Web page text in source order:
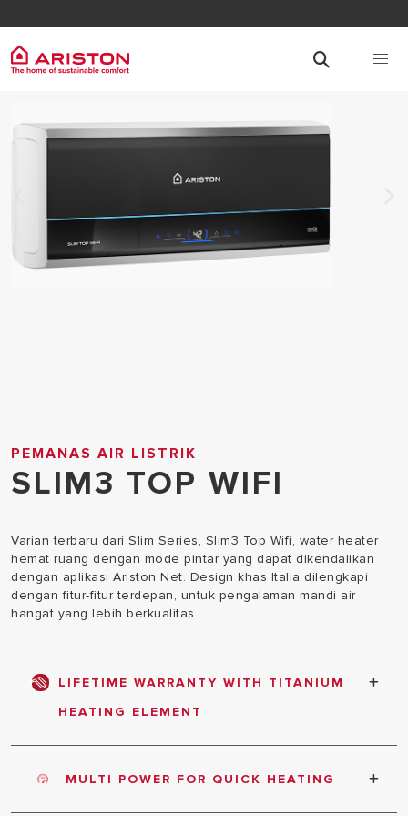
PEMANAS AIR LISTRIK
SLIM3 TOP WIFI
Varian terbaru dari Slim Series, Slim3 Top Wifi, water heater
hemat ruang dengan mode pintar yang dapat dikendalikan
dengan aplikasi Ariston Net. Design khas Italia dilengkapi
dengan fitur-fitur terdepan, untuk pengalaman mandi air
hangat yang lebih berkualitas.
LIFETIME WARRANTY WITH TITANIUM
HEATING ELEMENT
Elemen pemanas berbahan Titanium memberikan
korosi lebih tinggi dengan jaminan garansi seumur
MULTI POWER FOR QUICK HEATING